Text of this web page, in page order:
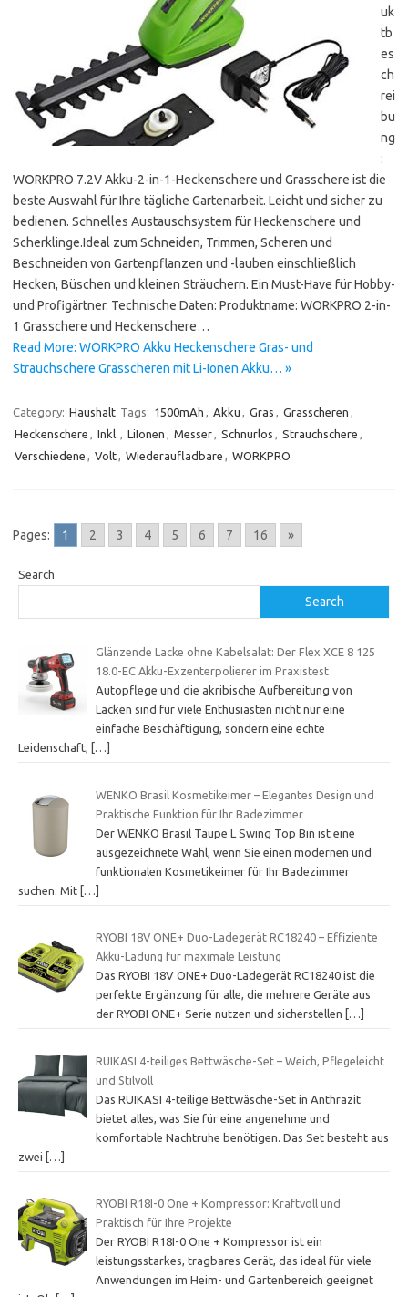
uk
tb
es
ch
rei
bu
ng
:
WORKPRO 7.2V Akku-2-in-1-Heckenschere und Grasschere ist die
beste Auswahl für Ihre tägliche Gartenarbeit. Leicht und sicher zu
bedienen. Schnelles Austauschsystem für Heckenschere und
Scherklinge.Ideal zum Schneiden, Trimmen, Scheren und
Beschneiden von Gartenpflanzen und -lauben einschließlich
Hecken, Büschen und kleinen Sträuchern. Ein Must-Have für Hobby-
und Profigärtner. Technische Daten: Produktname: WORKPRO 2-in-
1 Grasschere und Heckenschere…
Read More: WORKPRO Akku Heckenschere Gras- und
Strauchschere Grasscheren mit Li-Ionen Akku… »
Category: Haushalt Tags: 1500mAh , Akku , Gras , Grasscheren ,
Heckenschere , Inkl. , LiIonen , Messer, Schnurlos , Strauchschere ,
Verschiedene , Volt, Wiederaufladbare , WORKPRO
Pages: 1 2 3 4 5 6 7 16 »
Search
Search
Glänzende Lacke ohne Kabelsalat: Der Flex XCE 8 125
18.0-EC Akku-Exzenterpolierer im Praxistest
Autopflege und die akribische Aufbereitung von
Lacken sind für viele Enthusiasten nicht nur eine
einfache Beschäftigung, sondern eine echte
Leidenschaft,
[…]
WENKO Brasil Kosmetikeimer – Elegantes Design und
Praktische Funktion für Ihr Badezimmer
Der WENKO Brasil Taupe L Swing Top Bin ist eine
ausgezeichnete Wahl, wenn Sie einen modernen und
funktionalen Kosmetikeimer für Ihr Badezimmer
suchen. Mit […]
RYOBI 18V ONE+ Duo-Ladegerät RC18240 – Effiziente
Akku-Ladung für maximale Leistung
Das RYOBI 18V ONE+ Duo-Ladegerät RC18240 ist die
perfekte Ergänzung für alle, die mehrere Geräte aus
der RYOBI ONE+ Serie nutzen und sicherstellen
[…]
RUIKASI 4-teiliges Bettwäsche-Set – Weich, Pflegeleicht
und Stilvoll
Das RUIKASI 4-teilige Bettwäsche-Set in Anthrazit
bietet alles, was Sie für eine angenehme und
komfortable Nachtruhe benötigen. Das Set besteht aus
zwei […]
RYOBI R18I-0 One + Kompressor: Kraftvoll und
Praktisch für Ihre Projekte
Der RYOBI R18I-0 One + Kompressor ist ein
leistungsstarkes, tragbares Gerät, das ideal für viele
Anwendungen im Heim- und Gartenbereich geeignet